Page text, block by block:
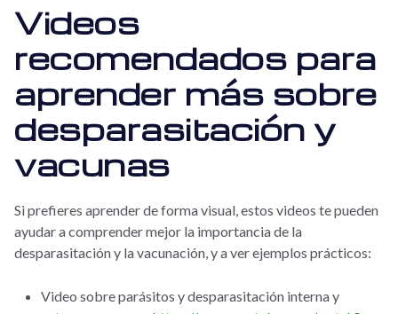
Videos
recomendados para
aprender más sobre
desparasitación y
vacunas
Si prefieres aprender de forma visual, estos videos te pueden
ayudar a comprender mejor la importancia de la
desparasitación y la vacunación, y a ver ejemplos prácticos:
Video sobre parásitos y desparasitación interna y